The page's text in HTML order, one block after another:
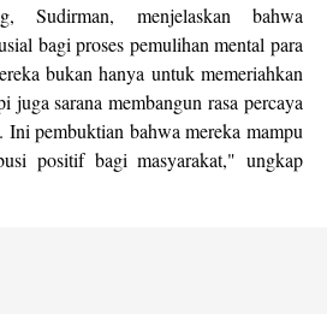
Sudirman, menjelaskan bahwa
bagi proses pemulihan mental para
bukan hanya untuk memeriahkan
juga sarana membangun rasa percaya
pembuktian bahwa mereka mampu
positif bagi masyarakat," ungkap